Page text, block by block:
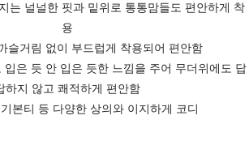
는 널널한 핏과 밑위로 통통맘들도 편안하게 착
용
슬거림 없이 부드럽게 착용되어 편안함
은 듯 안 입은 듯한 느낌을 주어 무더위에도 답
하지 않고 쾌적하게 편안함
본티 등 다양한 상의와 이지하게 코디